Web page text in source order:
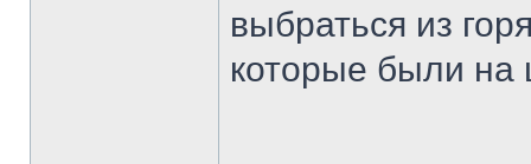
выбраться из
которые были на